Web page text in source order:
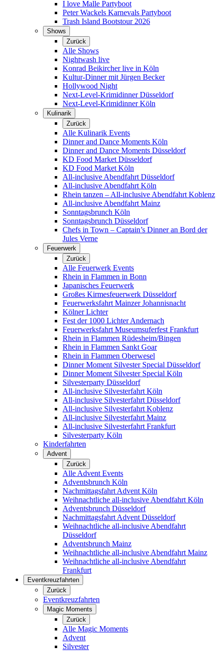
I love Malle Partyboot
Peter Wackels Karnevals Partyboot
Trash Island Bootstour 2026
Shows
Zurück
Alle Shows
Nightwash live
Konrad Beikircher live in Köln
Kultur-Dinner mit Jürgen Becker
Hollywood Night
Next-Level-Krimidinner Düsseldorf
Next-Level-Krimidinner Köln
Kulinarik
Zurück
Alle Kulinarik Events
Dinner and Dance Moments Köln
Dinner and Dance Moments Düsseldorf
KD Food Market Düsseldorf
KD Food Market Köln
All-inclusive Abendfahrt Düsseldorf
All-inclusive Abendfahrt Köln
Rhein tanzen – All-inclusive Abendfahrt Koblenz
All-inclusive Abendfahrt Mainz
Sonntagsbrunch Köln
Sonntagsbrunch Düsseldorf
Chefs in Town – Captain’s Dinner an Bord der
Jules Verne
Feuerwerk
Zurück
Alle Feuerwerk Events
Rhein in Flammen in Bonn
Japanisches Feuerwerk
Großes Kirmesfeuerwerk Düsseldorf
Feuerwerksfahrt Mainzer Johannisnacht
Kölner Lichter
Fest der 1000 Lichter Andernach
Feuerwerksfahrt Museumsuferfest Frankfurt
Rhein in Flammen Rüdesheim/Bingen
Rhein in Flammen Sankt Goar
Rhein in Flammen Oberwesel
Dinner Moment Silvester Special Düsseldorf
Dinner Moment Silvester Special Köln
Silvesterparty Düsseldorf
All-inclusive Silvesterfahrt Köln
All-inclusive Silvesterfahrt Düsseldorf
All-inclusive Silvesterfahrt Koblenz
All-inclusive Silvesterfahrt Mainz
All-inclusive Silvesterfahrt Frankfurt
Silvesterparty Köln
Kinderfahrten
Advent
Zurück
Alle Advent Events
Adventsbrunch Köln
Nachmittagsfahrt Advent Köln
Weihnachtliche all-inclusive Abendfahrt Köln
Adventsbrunch Düsseldorf
Nachmittagsfahrt Advent Düsseldorf
Weihnachtliche all-inclusive Abendfahrt
Düsseldorf
Adventsbrunch Mainz
Weihnachtliche all-inclusive Abendfahrt Mainz
Weihnachtliche all-inclusive Abendfahrt
Frankfurt
Eventkreuzfahrten
Zurück
Eventkreuzfahrten
Magic Moments
Zurück
Alle Magic Moments
Advent
Silvester